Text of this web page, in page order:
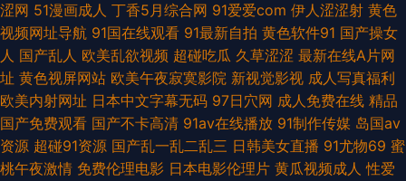
品传媒 婷婷影院伊人 成全抖阴在线观看 午夜老司机两性福利 日本h网在线
成人在线观看影院 久久激情视频27 激情诱惑网站 97人人艹 日本不卡五区 久
草社区在线 肏屄影院 天美传媒 91AV国产精品 撸撸色网址 超碰激情五月天 h
在线免费观看 三d蒲肉团 偷拍夫妻视频91 国产添逼视频 最新农夫导航 久草
涩网 51漫画成人 丁香5月综合网 91爱爱com 伊人涩涩射 黄色
视频网址导航 91国在线观看 91最新自拍 黄色软件91 国产操女
人 国产乱人 欧美乱欲视频 超碰吃瓜 久草涩涩 最新在线A片网
址 黄色视屏网站 欧美午夜寂寞影院 新视觉影视 成人写真福利
欧美内射网址 日本中文字幕无码 97日穴网 成人免费在线 精品
国产免费观看 国产不卡高清 91av在线播放 91制作传媒 岛国av
资源 超碰91资源 国产乱一乱二乱三 日韩美女直播 91尤物69 蜜
桃午夜激情 免费伦理电影 日本电影伦理片 黄瓜视频成人 性爱